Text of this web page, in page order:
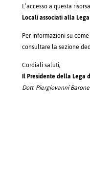
L’accesso a questa
Locali associati alla
Per informazioni su
consultare la sezione
Cordiali saluti,
Il Presidente della Lega
Dott. Piergiovanni Barone